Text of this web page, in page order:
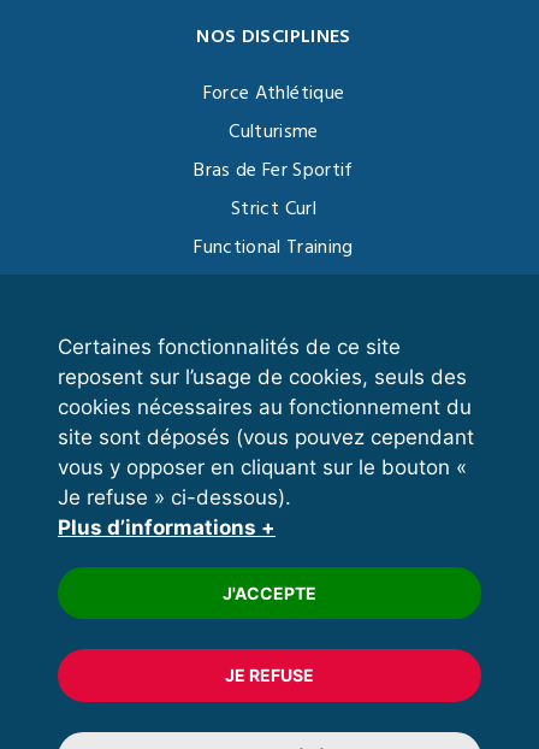
Certaines fonctionnalités de ce site
reposent sur l’usage de cookies, seuls des
cookies nécessaires au fonctionnement du
site sont déposés (vous pouvez cependant
vous y opposer en cliquant sur le bouton «
Je refuse » ci-dessous).
Plus d’informations +
J'ACCEPTE
JE REFUSE
NOS DISCIPLINES
Force Athlétique
Culturisme
Bras de Fer Sportif
Strict Curl
Functional Training
VOS ESPACES
Espace dirigeant
Espace licencié
Trouver un club
Formation
© 2020 FFFORCE Tous droits réservés
Mentions légales